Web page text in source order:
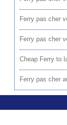
Ferry pas cher
Ferry pas cher
Cheap Ferry to
Ferry pas cher